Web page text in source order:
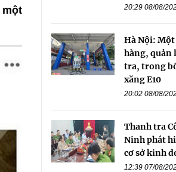
20:29 08/08/
Hà Nội: Một
hàng, quản
tra, trong
xăng E10
20:02 08/08/
Thanh tra
Ninh phát
cơ sở kinh
12:39 07/08/